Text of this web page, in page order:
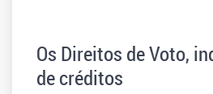
Os Direitos de Voto,
de créditos